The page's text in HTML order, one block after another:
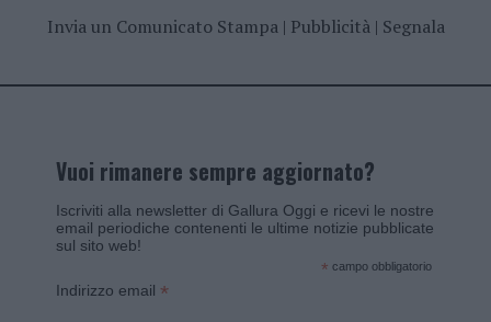
Invia un Comunicato Stampa| Pubblicità| Segnala
Vuoi rimanere sempre aggiornato?
Iscriviti alla newsletter di Gallura Oggi e ricevi le nostre
email periodiche contenenti le ultime notizie pubblicate
sul sito web!
* campo obbligatorio
Indirizzo email *